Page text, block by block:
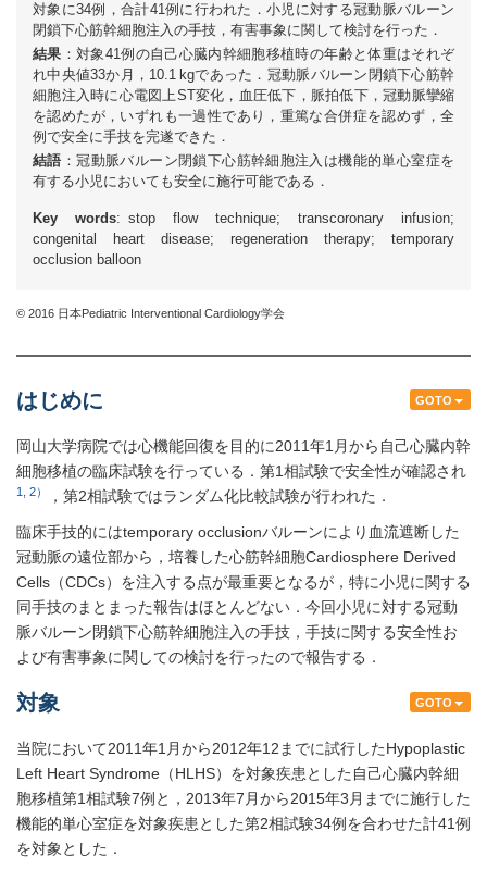
対象に34例，合計41例に行われた．小児に対する冠動脈バルーン
閉鎖下心筋幹細胞注入の手技，有害事象に関して検討を行った．
結果 ：対象41例の自己心臓内幹細胞移植時の年齢と体重はそれぞ
れ中央値33か月，10.1 kgであった．冠動脈バルーン閉鎖下心筋幹
細胞注入時に心電図上ST変化，血圧低下，脈拍低下，冠動脈攣縮
を認めたが，いずれも一過性であり，重篤な合併症を認めず，全
例で安全に手技を完遂できた．
結語 ：冠動脈バルーン閉鎖下心筋幹細胞注入は機能的単心室症を
有する小児においても安全に施行可能である．
Key words: stop flow technique; transcoronary infusion;
congenital heart disease; regeneration therapy; temporary
occlusion balloon
© 2016 日本Pediatric Interventional Cardiology学会
GOTO
はじめに
岡山大学病院では心機能回復を目的に2011年1月から自己心臓内幹
細胞移植の臨床試験を行っている．第1相試験で安全性が確認され
1, 2） ，第2相試験ではランダム化比較試験が行われた．
臨床手技的にはtemporary occlusionバルーンにより血流遮断した
冠動脈の遠位部から，培養した心筋幹細胞Cardiosphere Derived
Cells（CDCs）を注入する点が最重要となるが，特に小児に関する
同手技のまとまった報告はほとんどない．今回小児に対する冠動
脈バルーン閉鎖下心筋幹細胞注入の手技，手技に関する安全性お
よび有害事象に関しての検討を行ったので報告する．
GOTO
対象
当院において2011年1月から2012年12までに試行したHypoplastic
Left Heart Syndrome（HLHS）を対象疾患とした自己心臓内幹細
胞移植第1相試験7例と，2013年7月から2015年3月までに施行した
機能的単心室症を対象疾患とした第2相試験34例を合わせた計41例
を対象とした．